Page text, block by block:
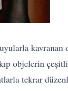
kavranan
objelerin
tekrar